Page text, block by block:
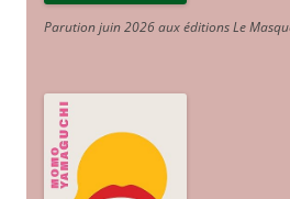
Parution juin 2026 aux éditions Le